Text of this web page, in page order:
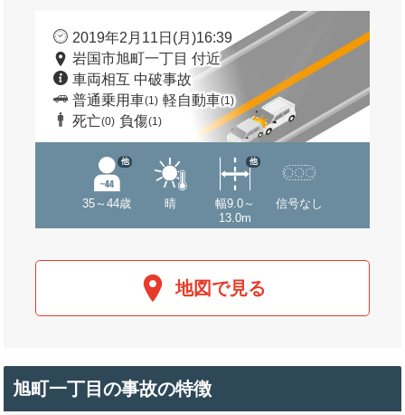
2019年2月11日(月)16:39
岩国市旭町一丁目 付近
車両相互 中破事故
普通乗用車(1) 軽自動車(1)
死亡(0) 負傷(1)
35～44歳
他
晴
幅9.0～
13.0m
他
信号なし
地図で見る
旭町一丁目の事故の特徴